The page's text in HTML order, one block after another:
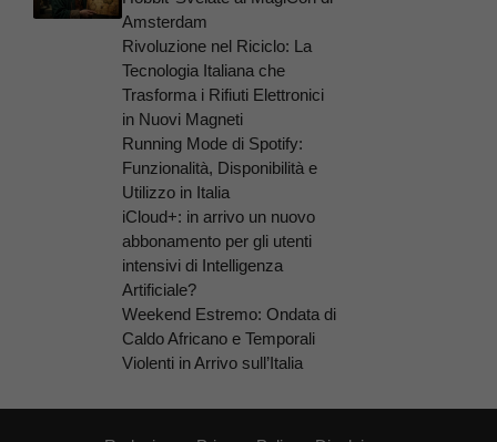
Amsterdam
Rivoluzione nel Riciclo: La
Tecnologia Italiana che
Trasforma i Rifiuti Elettronici
in Nuovi Magneti
Running Mode di Spotify:
Funzionalità, Disponibilità e
Utilizzo in Italia
iCloud+: in arrivo un nuovo
abbonamento per gli utenti
intensivi di Intelligenza
Artificiale?
Weekend Estremo: Ondata di
Caldo Africano e Temporali
Violenti in Arrivo sull’Italia